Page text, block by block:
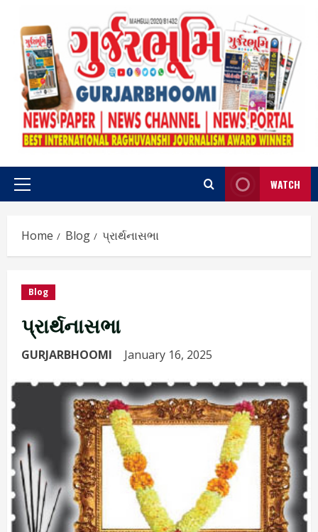
content
Primary
WATCH
Home Blog પ્રાર્થનાસભા
Blog
પ્રાર્થનાસભા
GURJARBHOOMI January 16, 2025